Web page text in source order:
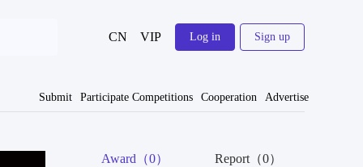
CN VIP Log in Sign up
Submit Participate Competitions Cooperation Advertise
Award（0） Report（0）